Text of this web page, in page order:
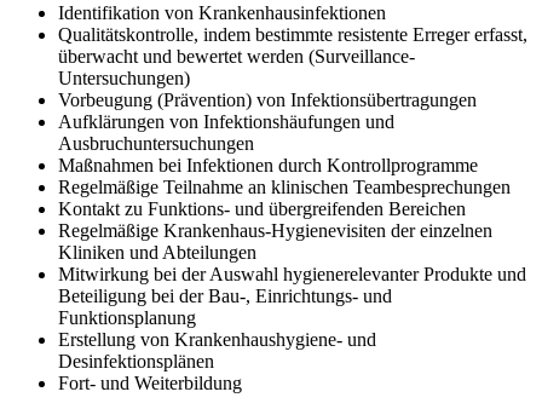
Identifikation von Krankenhausinfektionen
Qualitätskontrolle, indem bestimmte resistente Erreger erfasst,
überwacht und bewertet werden (Surveillance-
Untersuchungen)
Vorbeugung (Prävention) von Infektionsübertragungen
Aufklärungen von Infektionshäufungen und
Ausbruchuntersuchungen
Maßnahmen bei Infektionen durch Kontrollprogramme
Regelmäßige Teilnahme an klinischen Teambesprechungen
Kontakt zu Funktions- und übergreifenden Bereichen
Regelmäßige Krankenhaus-Hygienevisiten der einzelnen
Kliniken und Abteilungen
Mitwirkung bei der Auswahl hygienerelevanter Produkte und
Beteiligung bei der Bau-, Einrichtungs- und
Funktionsplanung
Erstellung von Krankenhaushygiene- und
Desinfektionsplänen
Fort- und Weiterbildung